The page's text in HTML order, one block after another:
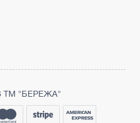
ТМ "БЕРЕЖА"